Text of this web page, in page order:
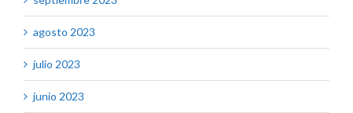
agosto 2023
julio 2023
junio 2023